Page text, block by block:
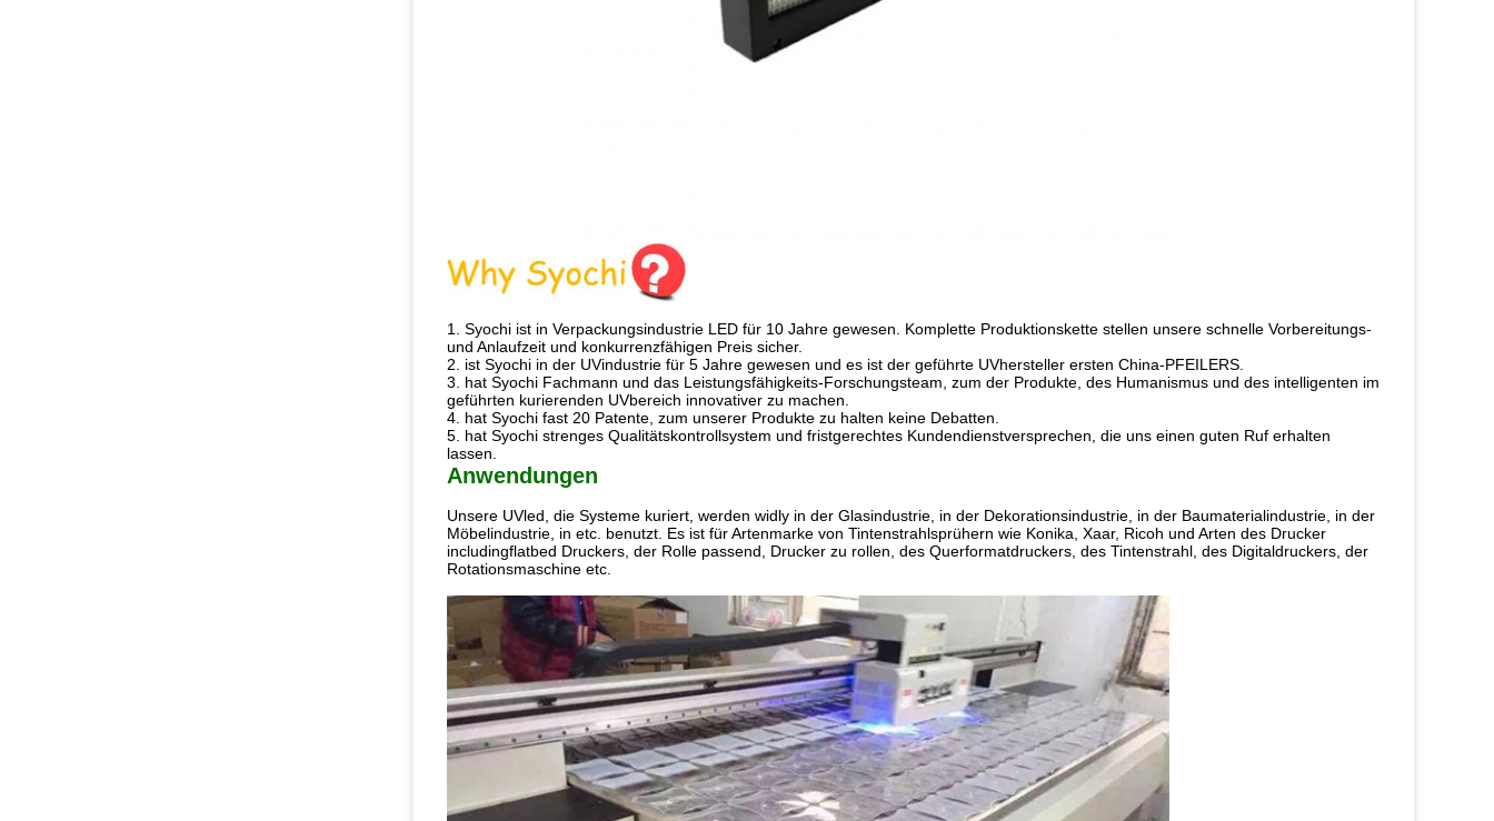
1. Syochi ist in Verpackungsindustrie LED für 10 Jahre gewesen. Komplette Produktionskette stellen unsere schnelle Vorbereitungs-
und Anlaufzeit und konkurrenzfähigen Preis sicher.
2. ist Syochi in der UVindustrie für 5 Jahre gewesen und es ist der geführte UVhersteller ersten China-PFEILERS.
3. hat Syochi Fachmann und das Leistungsfähigkeits-Forschungsteam, zum der Produkte, des Humanismus und des intelligenten im
geführten kurierenden UVbereich innovativer zu machen.
4. hat Syochi fast 20 Patente, zum unserer Produkte zu halten keine Debatten.
5. hat Syochi strenges Qualitätskontrollsystem und fristgerechtes Kundendienstversprechen, die uns einen guten Ruf erhalten
lassen.
Anwendungen
Unsere UVled, die Systeme kuriert, werden widly in der Glasindustrie, in der Dekorationsindustrie, in der Baumaterialindustrie, in der
Möbelindustrie, in etc. benutzt. Es ist für Artenmarke von Tintenstrahlsprühern wie Konika, Xaar, Ricoh und Arten des Drucker
includingflatbed Druckers, der Rolle passend, Drucker zu rollen, des Querformatdruckers, des Tintenstrahl, des Digitaldruckers, der
Rotationsmaschine etc.